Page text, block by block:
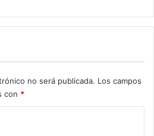
no será publicada. Los campos
con *